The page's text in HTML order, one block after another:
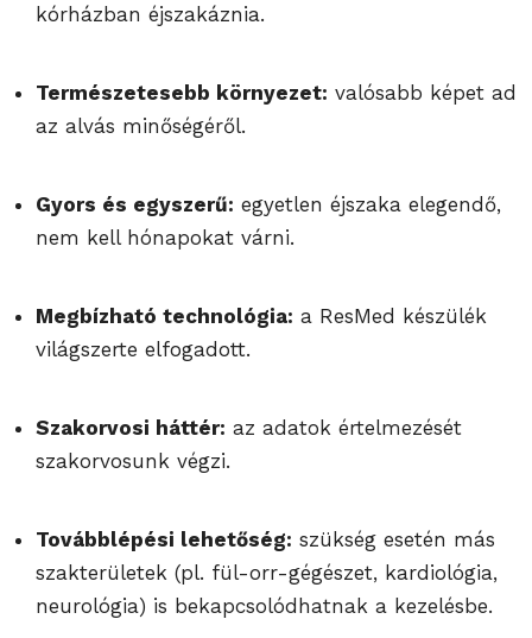
kórházban éjszakáznia.
Természetesebb környezet: valósabb képet ad
az alvás minőségéről.
Gyors és egyszerű: egyetlen éjszaka elegendő,
nem kell hónapokat várni.
Megbízható technológia: a ResMed készülék
világszerte elfogadott.
Szakorvosi háttér: az adatok értelmezését
szakorvosunk végzi.
Továbblépési lehetőség: szükség esetén más
szakterületek (pl. fül-orr-gégészet, kardiológia,
neurológia) is bekapcsolódhatnak a kezelésbe.